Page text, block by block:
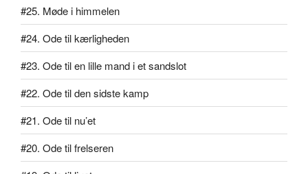
#25. Møde i himmelen
#24. Ode til kærligheden
#23. Ode til en lille mand i et sandslot
#22. Ode til den sidste kamp
#21. Ode til nu’et
#20. Ode til frelseren